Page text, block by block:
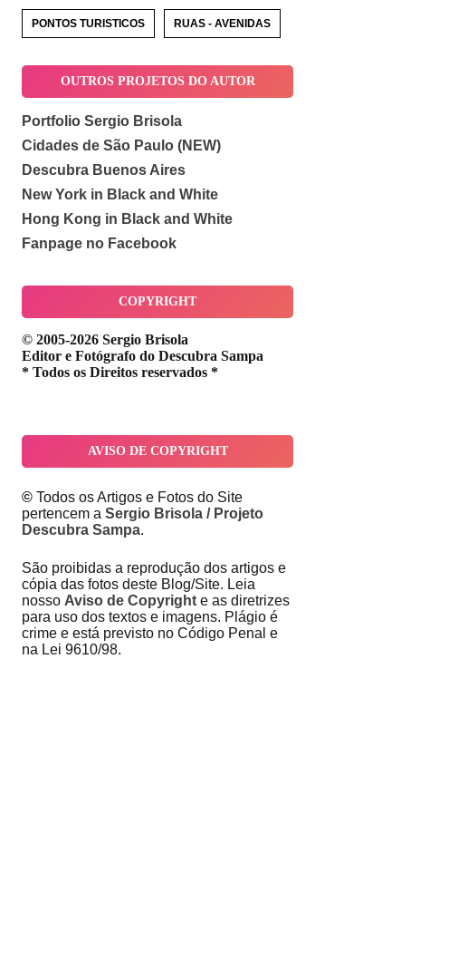
PONTOS TURISTICOS RUAS - AVENIDAS
OUTROS PROJETOS DO AUTOR
Portfolio Sergio Brisola
Cidades de São Paulo (NEW)
Descubra Buenos Aires
New York in Black and White
Hong Kong in Black and White
Fanpage no Facebook
COPYRIGHT
© 2005-2026 Sergio Brisola
Editor e Fotógrafo do Descubra Sampa
* Todos os Direitos reservados *
AVISO DE COPYRIGHT
© Todos os Artigos e Fotos do Site
pertencem a Sergio Brisola / Projeto
Descubra Sampa.
São proibidas a reprodução dos artigos e
cópia das fotos deste Blog/Site. Leia
nosso Aviso de Copyright e as diretrizes
para uso dos textos e imagens. Plágio é
crime e está previsto no Código Penal e
na Lei 9610/98.